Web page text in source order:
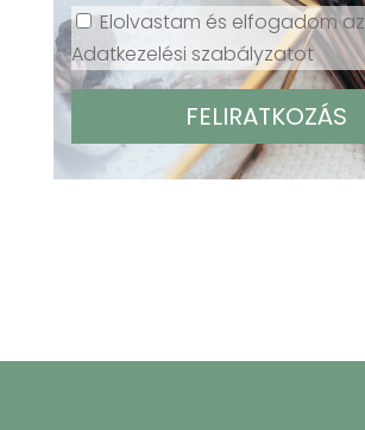
Elolvastam és elfogadom az
Adatkezelési szabályzatot